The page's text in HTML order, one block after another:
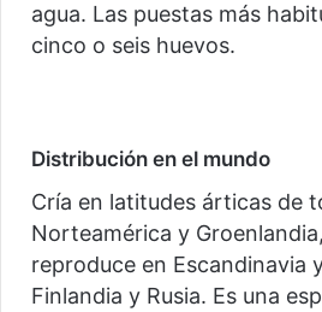
agua. Las puestas más
cinco o seis huevos.
Distribución en el mundo
Cría en latitudes árticas de
Norteamérica y
reproduce en Escandinavia
Finlandia y Rusia. Es una